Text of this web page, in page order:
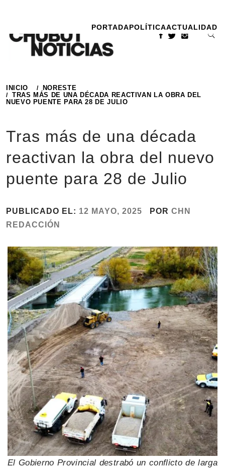
contenido
PORTADAPOLÍTICAACTUALIDAD
INICIO
NORESTE
TRAS MÁS DE UNA DÉCADA REACTIVAN LA OBRA DEL
NUEVO PUENTE PARA 28 DE JULIO
Tras más de una década
reactivan la obra del nuevo
puente para 28 de Julio
PUBLICADO EL: 12 MAYO, 2025 POR CHN
REDACCIÓN
El Gobierno Provincial destrabó un conflicto de larga